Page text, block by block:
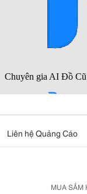
Liên hệ Quảng Cáo
MUA SẮM